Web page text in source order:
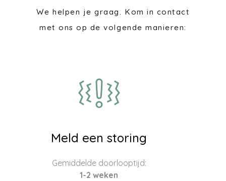
We helpen je graag. Kom in contact
met ons op de volgende manieren:
Meld een storing
Gemiddelde doorlooptijd:
1-2 weken